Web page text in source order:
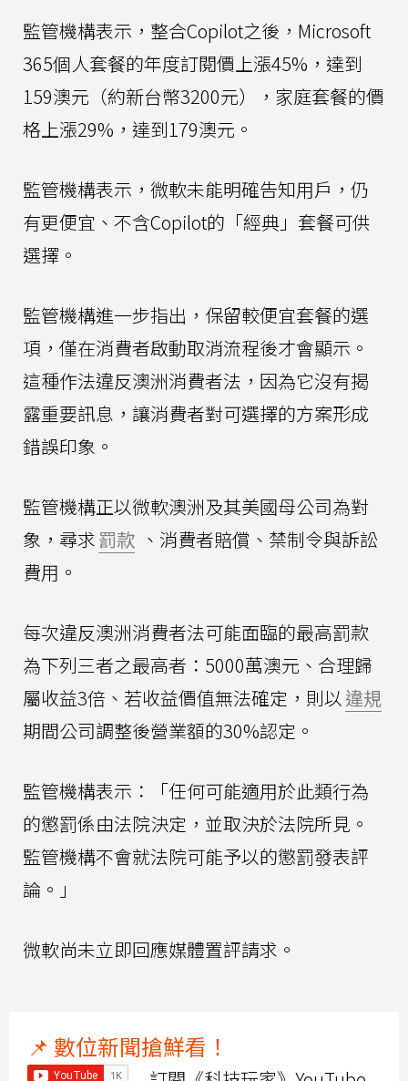
監管機構表示，整合Copilot之後，Microsoft
365個人套餐的年度訂閱價上漲45%，達到
159澳元（約新台幣3200元），家庭套餐的價
格上漲29%，達到179澳元。
監管機構表示，微軟未能明確告知用戶，仍
有更便宜、不含Copilot的「經典」套餐可供
選擇。
監管機構進一步指出，保留較便宜套餐的選
項，僅在消費者啟動取消流程後才會顯示。
這種作法違反澳洲消費者法，因為它沒有揭
露重要訊息，讓消費者對可選擇的方案形成
錯誤印象。
監管機構正以微軟澳洲及其美國母公司為對
象，尋求罰款 、消費者賠償、禁制令與訴訟
費用。
每次違反澳洲消費者法可能面臨的最高罰款
為下列三者之最高者：5000萬澳元、合理歸
屬收益3倍、若收益價值無法確定，則以 違規
期間公司調整後營業額的30%認定。
監管機構表示：「任何可能適用於此類行為
的懲罰係由法院決定，並取決於法院所見。
監管機構不會就法院可能予以的懲罰發表評
論。」
微軟尚未立即回應媒體置評請求。
📌 數位新聞搶鮮看！